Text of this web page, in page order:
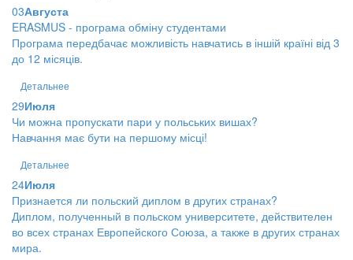
03Августа
ERASMUS - програма обміну студентами
Програма передбачає можливість навчатись в іншій країні від 3
до 12 місяців.
Детальнее
29Июля
Чи можна пропускати пари у польських вишах?
Навчання має бути на першому місці!
Детальнее
24Июля
Признается ли польский диплом в других странах?
Диплом, полученный в польском университете, действителен
во всех странах Европейского Союза, а также в других странах
мира.